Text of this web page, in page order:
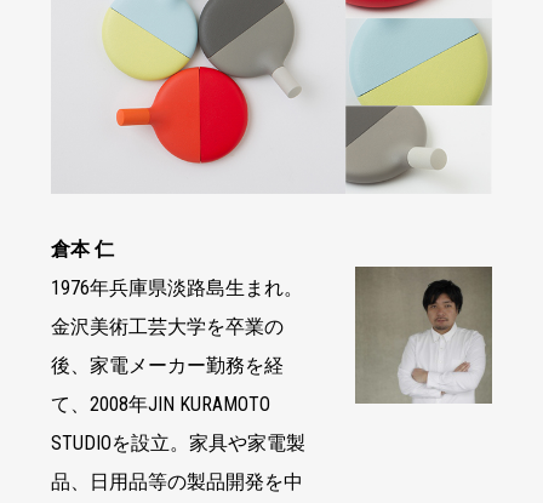
倉本 仁
1976年兵庫県淡路島生まれ。
金沢美術工芸大学を卒業の
後、家電メーカー勤務を経
て、2008年JIN KURAMOTO
STUDIOを設立。家具や家電製
品、日用品等の製品開発を中